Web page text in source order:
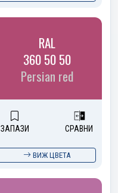
RAL
360 50 50
Persian red
ЗАПАЗИ СРАВНИ
ВИЖ ЦВЕТА